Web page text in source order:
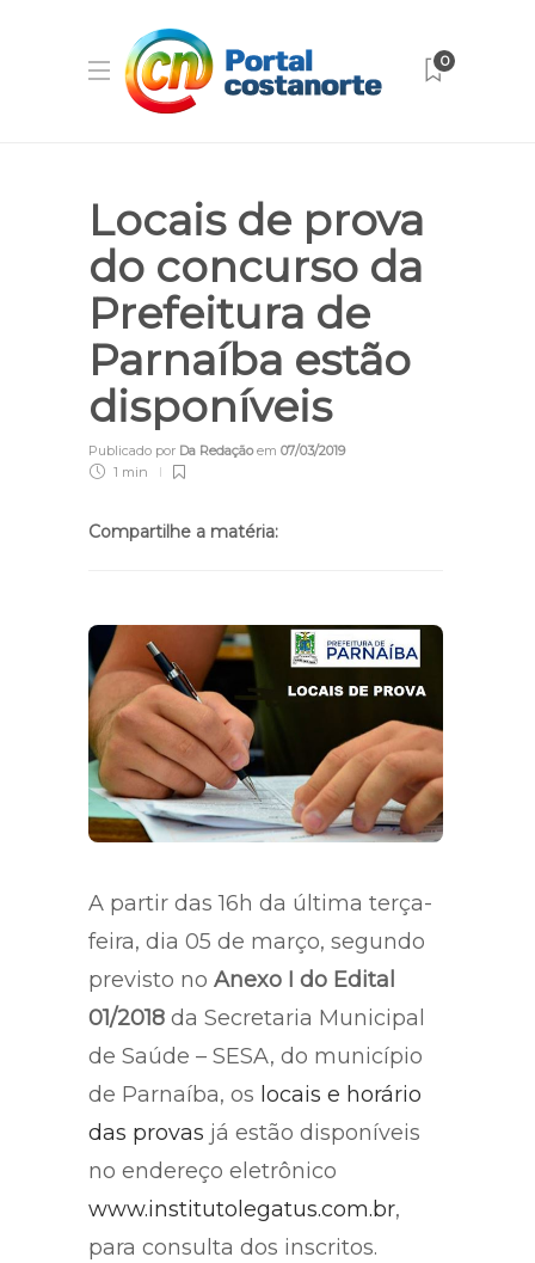
0
Locais de prova
do concurso da
Prefeitura de
Parnaíba estão
disponíveis
Publicado por Da Redaçãoem 07/03/2019
1 min
Compartilhe a matéria:
A partir das 16h da última terça-
feira, dia 05 de março, segundo
previsto no Anexo I do Edital
01/2018 da Secretaria Municipal
de Saúde – SESA, do município
de Parnaíba, os locais e horário
das provas já estão disponíveis
no endereço eletrônico
www.institutolegatus.com.br,
para consulta dos inscritos.